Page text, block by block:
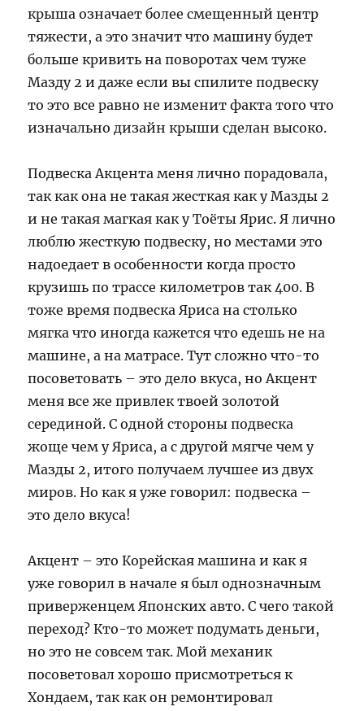
крыша означает более смещенный центр
тяжести, а это значит что машину будет
больше кривить на поворотах чем туже
Мазду 2 и даже если вы спилите подвеску
то это все равно не изменит факта того что
изначально дизайн крыши сделан высоко.
Подвеска Акцента меня лично порадовала,
так как она не такая жесткая как у Мазды 2
и не такая магкая как у Тоёты Ярис. Я лично
люблю жесткую подвеску, но местами это
надоедает в особенности когда просто
крузишь по трассе километров так 400. В
тоже время подвеска Яриса на столько
мягка что иногда кажется что едешь не на
машине, а на матрасе. Тут сложно что-то
посоветовать – это дело вкуса, но Акцент
меня все же привлек твоей золотой
серединой. С одной стороны подвеска
жоще чем у Яриса, а с другой мягче чем у
Мазды 2, итого получаем лучшее из двух
миров. Но как я уже говорил: подвеска –
это дело вкуса!
Акцент – это Корейская машина и как я
уже говорил в начале я был однозначным
приверженцем Японских авто. С чего такой
переход? Кто-то может подумать деньги,
но это не совсем так. Мой механик
посоветовал хорошо присмотреться к
Хондаем, так как он ремонтировал